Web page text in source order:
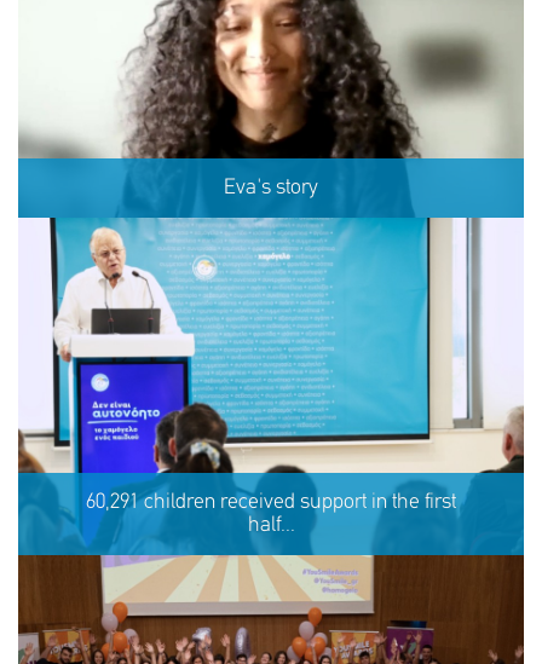
Eva's story
Eva's story
REACT
60,291 children received support in the first
half...